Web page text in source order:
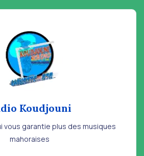
Koudjouni
vous garantie plus des musiques
mahoraises